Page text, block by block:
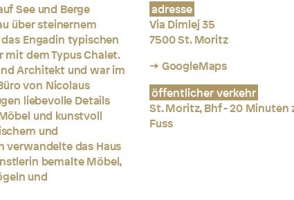
See und Berge
über steinernem
Engadin typischen
dem Typus Chalet.
Architekt und war im
von Nicolaus
liebevolle Details
und kunstvoll
und
verwandelte das Haus
bemalte Möbel,
und
adresse
Via Dimlej 35
7500 St. Moritz
→ GoogleMaps
öffentlicher verkehr
St. Moritz, Bhf - 20 Minuten
Fuss